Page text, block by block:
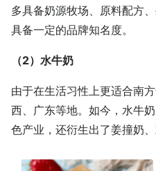
多具备奶源牧场、原料配方
具备一定的品牌知名度。
（2）水牛奶
由于在生活习性上更适合南
西、广东等地。如今，水牛
色产业，还衍生出了姜撞奶、